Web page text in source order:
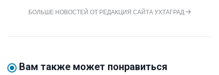
БОЛЬШЕ НОВОСТЕЙ ОТ РЕДАКЦИЯ САЙТА УХТАГРАД
Вам также может понравиться